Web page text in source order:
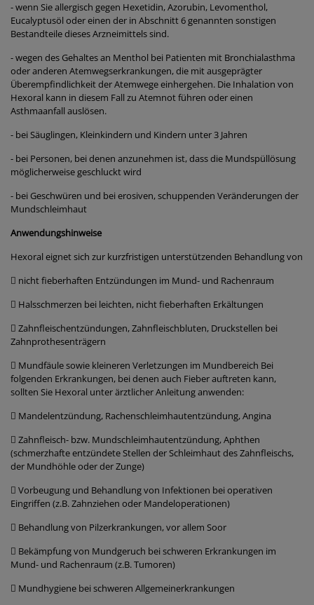
- wenn Sie allergisch gegen Hexetidin, Azorubin, Levomenthol,
Eucalyptusöl oder einen der in Abschnitt 6 genannten sonstigen
Bestandteile dieses Arzneimittels sind.
- wegen des Gehaltes an Menthol bei Patienten mit Bronchialasthma
oder anderen Atemwegserkrankungen, die mit ausgeprägter
Überempfindlichkeit der Atemwege einhergehen. Die Inhalation von
Hexoral kann in diesem Fall zu Atemnot führen oder einen
Asthmaanfall auslösen.
- bei Säuglingen, Kleinkindern und Kindern unter 3 Jahren
- bei Personen, bei denen anzunehmen ist, dass die Mundspüllösung
möglicherweise geschluckt wird
- bei Geschwüren und bei erosiven, schuppenden Veränderungen der
Mundschleimhaut
Anwendungshinweise
Hexoral eignet sich zur kurzfristigen unterstützenden Behandlung von
 nicht fieberhaften Entzündungen im Mund- und Rachenraum
 Halsschmerzen bei leichten, nicht fieberhaften Erkältungen
 Zahnfleischentzündungen, Zahnfleischbluten, Druckstellen bei
Zahnprothesenträgern
 Mundfäule sowie kleineren Verletzungen im Mundbereich Bei
folgenden Erkrankungen, bei denen auch Fieber auftreten kann,
sollten Sie Hexoral unter ärztlicher Anleitung anwenden:
 Mandelentzündung, Rachenschleimhautentzündung, Angina
 Zahnfleisch- bzw. Mundschleimhautentzündung, Aphthen
(schmerzhafte entzündete Stellen der Schleimhaut des Zahnfleischs,
der Mundhöhle oder der Zunge)
 Vorbeugung und Behandlung von Infektionen bei operativen
Eingriffen (z.B. Zahnziehen oder Mandeloperationen)
 Behandlung von Pilzerkrankungen, vor allem Soor
 Bekämpfung von Mundgeruch bei schweren Erkrankungen im
Mund- und Rachenraum (z.B. Tumoren)
 Mundhygiene bei schweren Allgemeinerkrankungen